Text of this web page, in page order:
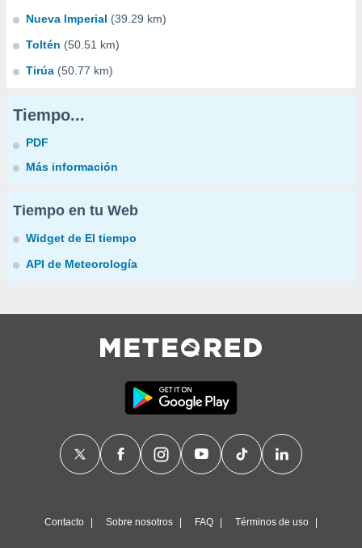
Nueva Imperial (39.29 km)
Toltén (50.51 km)
Tirúa (50.77 km)
Tiempo...
PDF
Más información
Tiempo en tu Web
Widget de El tiempo
API de Meteorología
Contacto Sobre nosotros FAQ Términos de uso